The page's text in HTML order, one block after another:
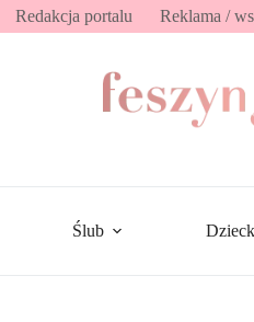
Redakcja portalu Reklama /
Ślub